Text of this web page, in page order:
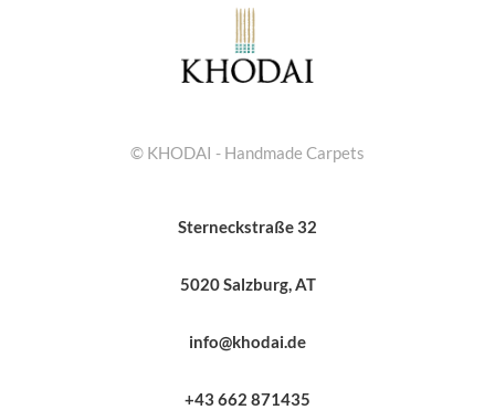
© KHODAI - Handmade Carpets
Sterneckstraße 32
5020 Salzburg, AT
info@khodai.de
+43 662 871435